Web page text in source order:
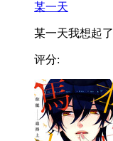
某一天
某一天我想起
评分: